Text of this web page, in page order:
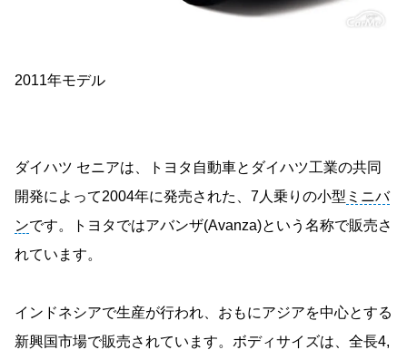
2011年モデル
ダイハツ セニアは、トヨタ自動車とダイハツ工業の共同
開発によって2004年に発売された、7人乗りの小型 ミニバ
ンです。トヨタではアバンザ(Avanza)という名称で販売さ
れています。
インドネシアで生産が行われ、おもにアジアを中心とする
新興国市場で販売されています。ボディサイズは、全長4,